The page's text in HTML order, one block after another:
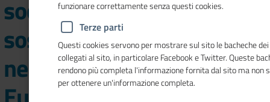
sociale europeo per il
sostegno dell'economia
nel numero 22 di Mosaico
funzionare correttamente senza questi cookies.
Terze parti
Questi cookies servono per mostrare sul sito le bacheche
collegati al sito, in particolare Facebook e Twitter. Queste
rendono più completa l'informazione fornita dal sito ma non
per ottenere un'informazione completa.